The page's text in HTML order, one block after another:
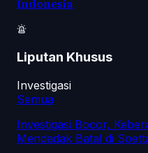
Indonesia
Liputan Khusus
Investigasi
Semua
Investigasi Bocor,
Mendadak Batal di